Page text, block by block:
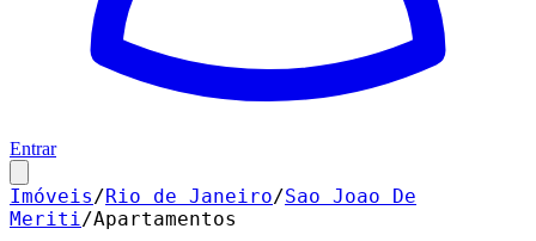
Entrar
Imóveis/Rio de Janeiro/Sao Joao De
Meriti/Apartamentos